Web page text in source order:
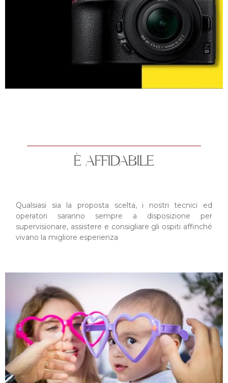
È AFFIDABILE
Qualsiasi sia la proposta scelta, i nostri tecnici ed
operatori saranno sempre a disposizione per
supervisionare, assistere e consigliare gli ospiti affinché
vivano la migliore esperienza